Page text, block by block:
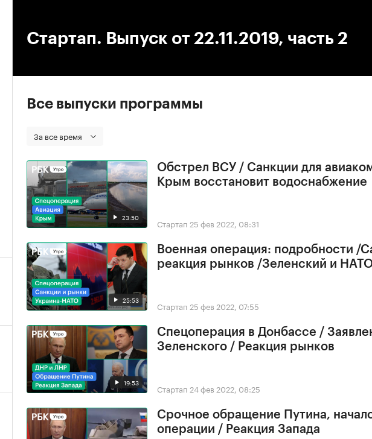
Стартап. Выпуск от 22.11.2019, часть 2
Все выпуски программы
За все время
23:50
Обстрел ВСУ / Санкции для
Крым восстановит водоснабжение
Стартап 25 фев 2022, 08:31
25:53
Военная операция: подробности /
реакция рынков /Зеленский и
Стартап 25 фев 2022, 07:55
19:53
Спецоперация в Донбассе /
Зеленского / Реакция рынков
Стартап 24 фев 2022, 08:25
Срочное обращение Путина,
операции / Реакция Запада